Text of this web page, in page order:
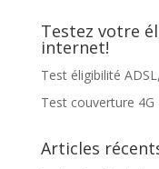
Testez votre
internet!
Test éligibilité
Test couverture 4G
Articles